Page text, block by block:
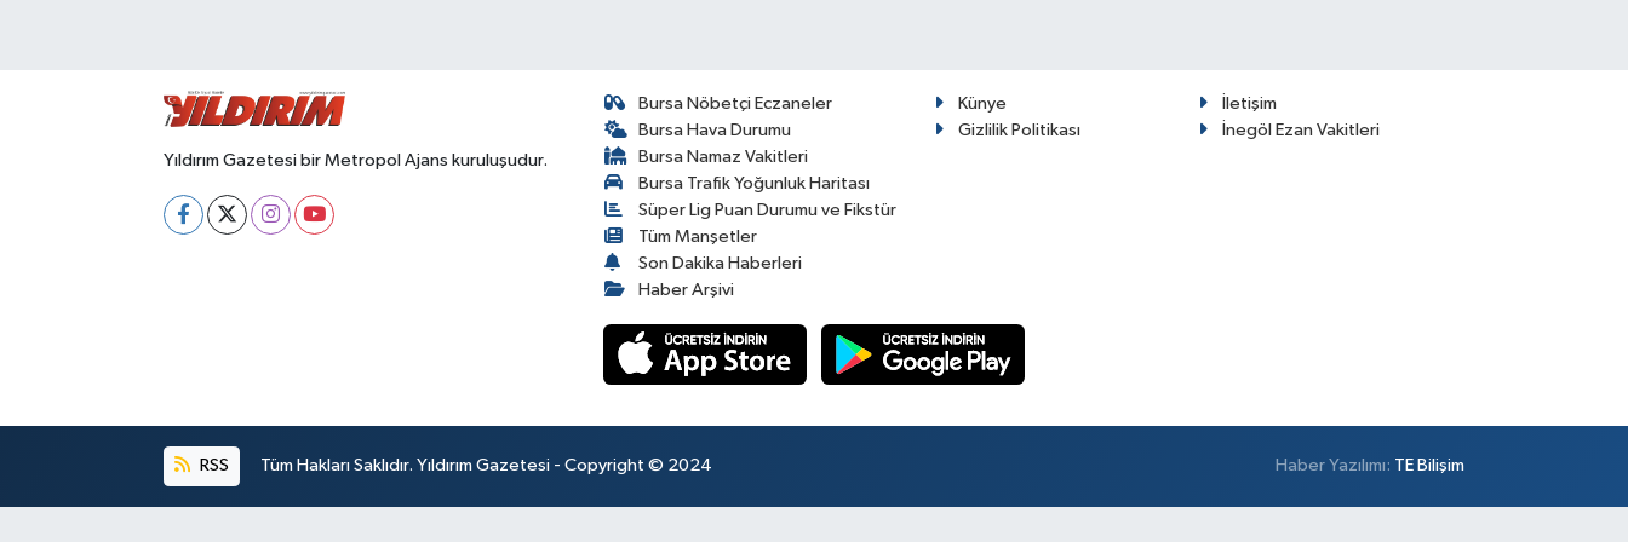
Yıldırım Gazetesi bir Metropol Ajans kuruluşudur.
Bursa Nöbetçi Eczaneler
Bursa Hava Durumu
Bursa Namaz Vakitleri
Bursa Trafik Yoğunluk Haritası
Süper Lig Puan Durumu ve Fikstür
Tüm Manşetler
Son Dakika Haberleri
Haber Arşivi
Künye
İletişim
Gizlilik Politikası
İnegöl Ezan Vakitleri
RSS Tüm Hakları Saklıdır. Yıldırım Gazetesi - Copyright © 2024 Haber Yazılımı: TE Bilişim